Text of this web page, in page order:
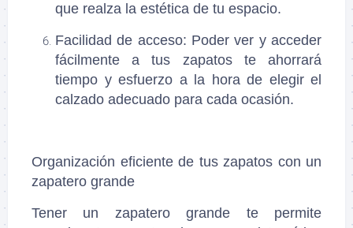
que realza la estética de tu espacio.
Facilidad de acceso: Poder ver y acceder
fácilmente a tus zapatos te ahorrará
tiempo y esfuerzo a la hora de elegir el
calzado adecuado para cada ocasión.
Organización eficiente de tus zapatos con un
zapatero grande
Tener un zapatero grande te permite